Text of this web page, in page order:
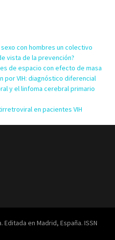
con hombres un colectivo
vista de la prevención?
de espacio con efecto de masa
por VIH: diagnóstico diferencial
y el linfoma cerebral primario
en pacientes VIH
en Madrid, España. ISSN